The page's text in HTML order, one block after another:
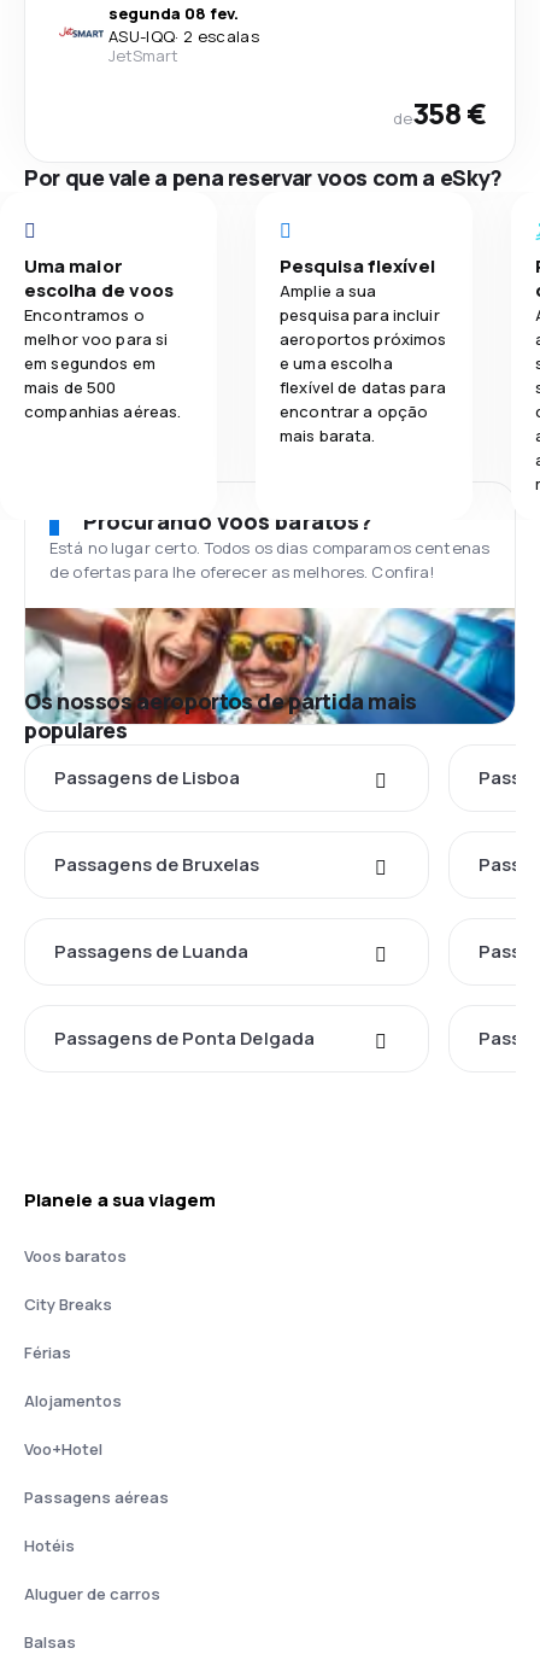
segunda 08 fev.
ASU-IQQ· 2 escalas
JetSmart
de358 €
Por que vale a pena reservar voos com a eSky?
Uma maior
escolha de voos
Encontramos o
melhor voo para si
em segundos em
mais de 500
companhias aéreas.
Pesquisa flexível
Amplie a sua
pesquisa para incluir
aeroportos próximos
e uma escolha
flexível de datas para
encontrar a opção
mais barata.
Procurando voos baratos?
Está no lugar certo. Todos os dias comparamos centenas
de ofertas para lhe oferecer as melhores. Confira!
Os nossos aeroportos de partida mais
populares
Passagens de Lisboa
Passagens de Bruxelas
Passagens de Luanda
Passagens de Ponta Delgada
Planeie a sua viagem
Voos baratos
City Breaks
Férias
Alojamentos
Voo+Hotel
Passagens aéreas
Hotéis
Aluguer de carros
Balsas